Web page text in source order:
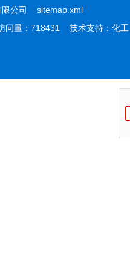
限公司 sitemap.xml
问量：718431 技术支持： 化工